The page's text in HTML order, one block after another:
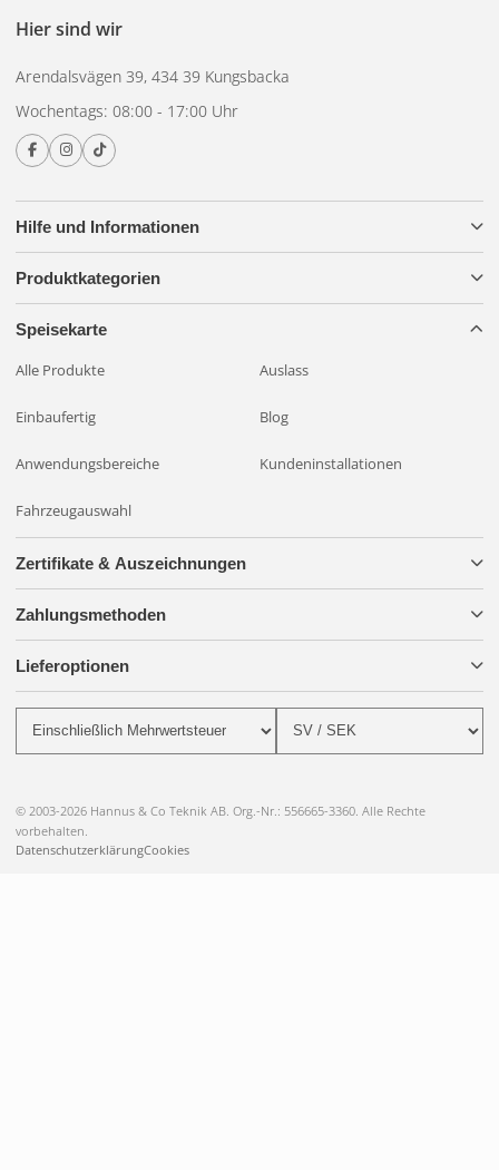
Hilfe und Informationen
Produktkategorien
Speisekarte
Alle Produkte Auslass
Einbaufertig Blog
Anwendungsbereiche Kundeninstallationen
Fahrzeugauswahl
Hier sind wir
Arendalsvägen 39, 434 39 Kungsbacka
Wochentags: 08:00 - 17:00 Uhr
Zertifikate & Auszeichnungen
Zahlungsmethoden
Lieferoptionen
© 2003-2026 Hannus & Co Teknik AB. Org.-Nr.: 556665-3360. Alle Rechte
vorbehalten.
DatenschutzerklärungCookies